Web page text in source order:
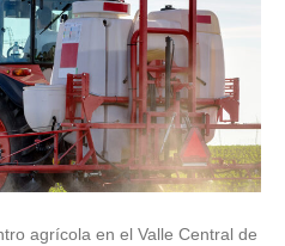
agrícola en el Valle Central de